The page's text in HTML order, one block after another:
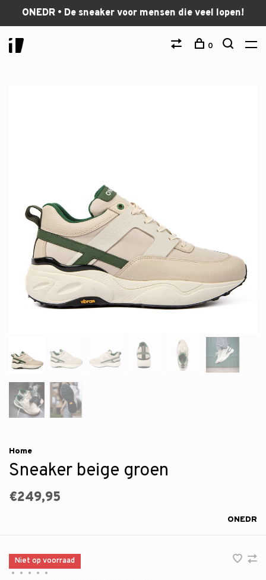
ONEDR • De sneaker voor mensen die veel lopen!
0
Home
Sneaker beige groen
€249,95
ONEDR
Niet op voorraad
•
• • •
•